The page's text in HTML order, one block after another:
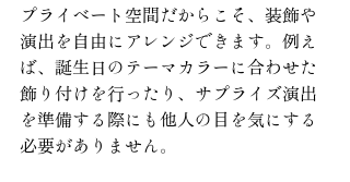
プライベート空間だからこそ、装飾や
演出を自由にアレンジできます。例え
ば、誕生日のテーマカラーに合わせた
飾り付けを行ったり、サプライズ演出
を準備する際にも他人の目を気にする
必要がありません。